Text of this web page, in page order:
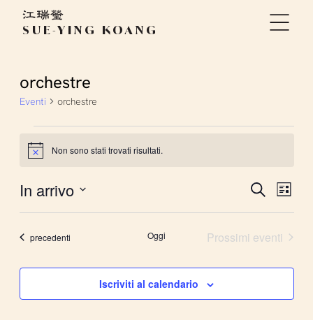
SUE-YING KOANG
orchestre
Eventi orchestre
Eventi
Notice Non sono stati trovati risultati.
e
viste
Cerca Lista
In arrivo
data.
Eventi
precedenti Oggi Prossimi eventi
Iscriviti al calendario